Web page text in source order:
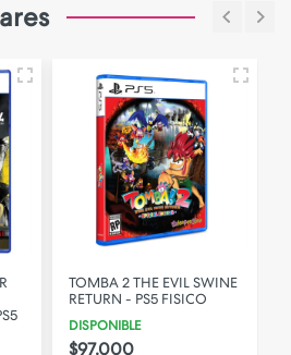
TOMBA 2 THE EVIL SWINE
RETURN - PS5 FISICO
DISPONIBLE
$97.000